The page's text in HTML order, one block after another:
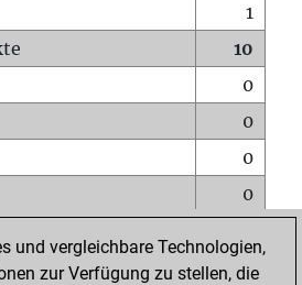
1
10
0
0
0
0
Brett
0
und vergleichbare Technologien,
zur Verfügung zu stellen, die